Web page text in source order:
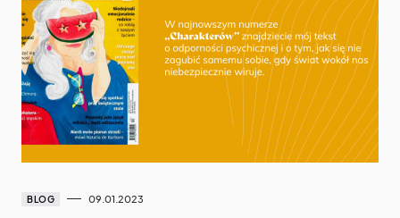
BLOG 09.01.2023